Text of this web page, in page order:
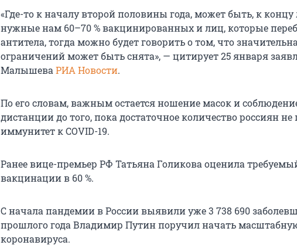
«Где-то к началу второй половины года, может быть, к
нужные нам 60–70 % вакцинированных и лиц, которые
антитела, тогда можно будет говорить о том, что
ограничений может быть снята», — цитирует 25 января
Малышева РИА Новости.
По его словам, важным остается ношение масок и
дистанции до того, пока достаточное количество россиян не
иммунитет к COVID-19.
Ранее вице-премьер РФ Татьяна Голикова оценила
вакцинации в 60 %.
С начала пандемии в России выявили уже 3 738 690
прошлого года Владимир Путин поручил начать
коронавируса.